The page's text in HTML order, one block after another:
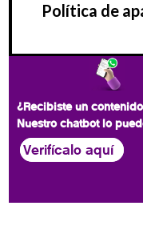
Política de
¿Recibiste un
Nuestro chatbot lo
Verifícalo aquí